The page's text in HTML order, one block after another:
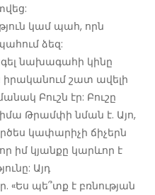
կամ պահ, որն
ձեզ:
նախագահի կինը
իրականում շատ ավելի
Բուշն էր: Բուշը
Թրամփի նման է. Այո,
կափարիչի ճիչերն
իմ կյանքը կարևոր է
Այդ
«Ես պե՞տք է բռնության